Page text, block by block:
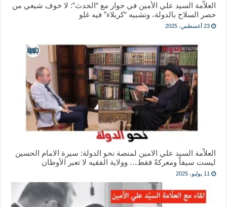
العلاّمة السيد علي الأمين في حوار مع “الحدث”: لا خوف شيعي من
حصر السلاح بالدولة، وتشبيه “كربلاء” فيه غلو
23 أغسطس، 2025
العلاّمة السيد علي الامين لمنصة نحو الدولة: سيرة الامام الحسين
ليست سيفاً ومعركةً فقط… وولاية الفقيه لا تعبر الأوطان
11 يوليو، 2025